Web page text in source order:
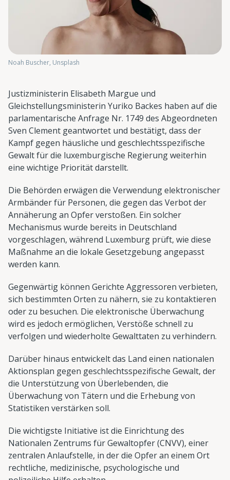
Noah Buscher, Unsplash
Justizministerin Elisabeth Margue und
Gleichstellungsministerin Yuriko Backes haben auf die
parlamentarische Anfrage Nr. 1749 des Abgeordneten
Sven Clement geantwortet und bestätigt, dass der
Kampf gegen häusliche und geschlechtsspezifische
Gewalt für die luxemburgische Regierung weiterhin
eine wichtige Priorität darstellt.
Die Behörden erwägen die Verwendung elektronischer
Armbänder für Personen, die gegen das Verbot der
Annäherung an Opfer verstoßen. Ein solcher
Mechanismus wurde bereits in Deutschland
vorgeschlagen, während Luxemburg prüft, wie diese
Maßnahme an die lokale Gesetzgebung angepasst
werden kann.
Gegenwärtig können Gerichte Aggressoren verbieten,
sich bestimmten Orten zu nähern, sie zu kontaktieren
oder zu besuchen. Die elektronische Überwachung
wird es jedoch ermöglichen, Verstöße schnell zu
verfolgen und wiederholte Gewalttaten zu verhindern.
Darüber hinaus entwickelt das Land einen nationalen
Aktionsplan gegen geschlechtsspezifische Gewalt, der
die Unterstützung von Überlebenden, die
Überwachung von Tätern und die Erhebung von
Statistiken verstärken soll.
Die wichtigste Initiative ist die Einrichtung des
Nationalen Zentrums für Gewaltopfer (CNVV), einer
zentralen Anlaufstelle, in der die Opfer an einem Ort
rechtliche, medizinische, psychologische und